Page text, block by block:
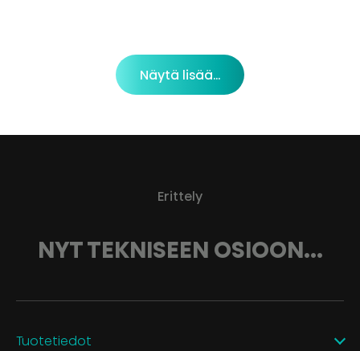
Näytä lisää...
Erittely
NYT TEKNISEEN OSIOON...
Tuotetiedot